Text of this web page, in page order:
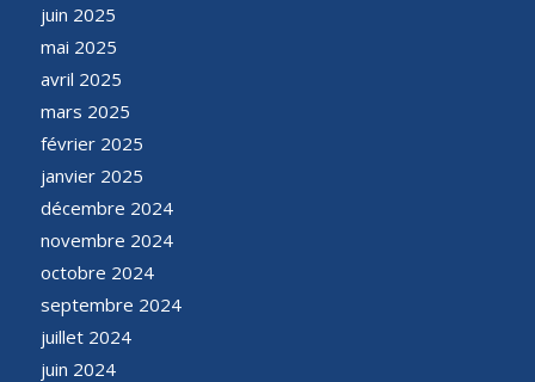
juin 2025
mai 2025
avril 2025
mars 2025
février 2025
janvier 2025
décembre 2024
novembre 2024
octobre 2024
septembre 2024
juillet 2024
juin 2024